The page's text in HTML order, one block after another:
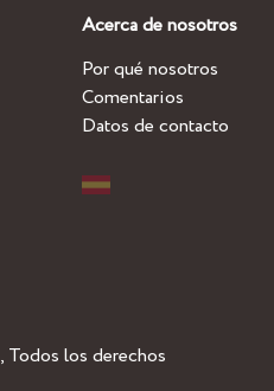
Acerca de nosotros
Por qué nosotros
Comentarios
Datos de contacto
, Todos los derechos